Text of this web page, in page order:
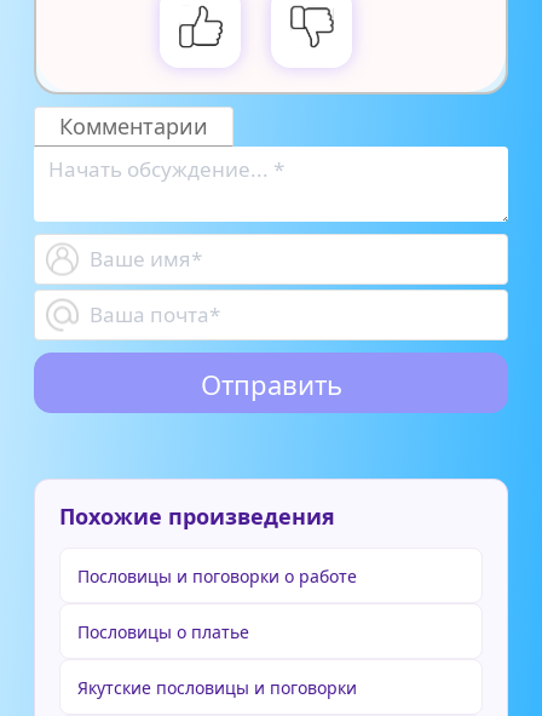
Комментарии
Похожие произведения
Пословицы и поговорки о работе
Пословицы о платье
Якутские пословицы и поговорки